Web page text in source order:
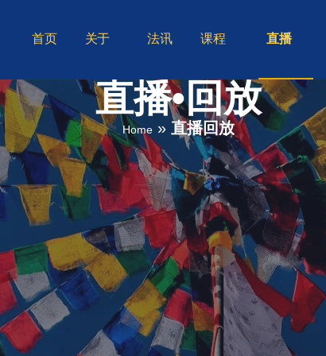
首页 关于 法讯 课程 直播
直播•回放
Home» 直播回放